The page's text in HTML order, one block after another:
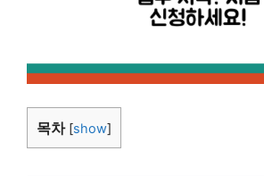
목차 [show]